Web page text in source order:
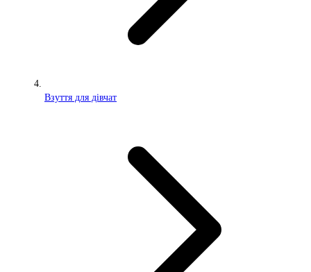
Взуття для дівчат